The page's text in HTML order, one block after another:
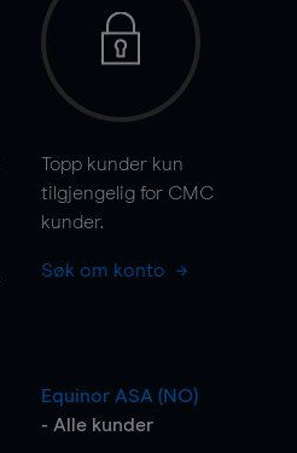
Topp kunder kun
tilgjengelig for CMC
kunder.
Søk om konto
Equinor ASA (NO)
- Alle kunder